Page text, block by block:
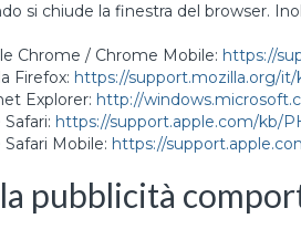
si chiude la finestra del browser.
Chrome / Chrome Mobile: https://
Firefox: https://support.mozilla.org/
Explorer: http://
https://support.apple.com/kb/
Mobile: https://
pubblicità